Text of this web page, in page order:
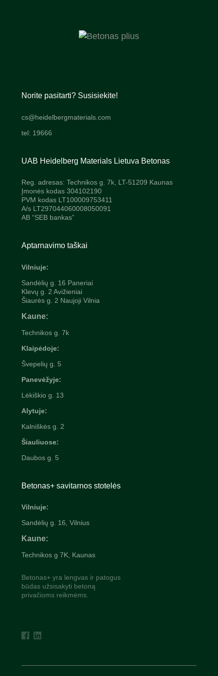
Betonas+ yra lengvas ir patogus
būdas užsisakyti betoną
privačioms reikmėms.
Norite pasitarti? Susisiekite!
cs@heidelbergmaterials.com
tel: 19666
UAB Heidelberg Materials Lietuva Betonas
Reg. adresas: Technikos g. 7k, LT-51209 Kaunas
Įmonės kodas 304102190
PVM kodas LT100009753411
A/s LT297044060008050091
AB “SEB bankas”
Aptarnavimo taškai
Vilniuje:
Sandėlių g. 16 Paneriai
Klevų g. 2 Avižieniai
Šiaurės g. 2 Naujoji Vilnia
Kaune:
Technikos g. 7k
Klaipėdoje:
Švepelių g. 5
Panevėžyje:
Lėkiškio g. 13
Alytuje:
Kalniškės g. 2
Šiauliuose:
Daubos g. 5
Betonas+ savitarnos stotelės
Vilniuje:
Sandėlių g. 16, Vilnius
Kaune:
Technikos g 7K, Kaunas